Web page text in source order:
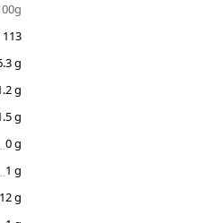
g
g
g
0 g
1 g
12 g